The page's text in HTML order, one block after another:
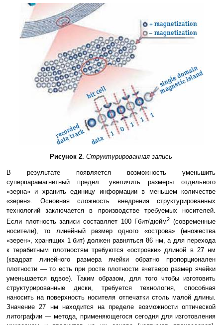
Рисунок 2. Структурированная запись
В результате появляется возможность уменьшить
суперпарамагнитный предел: увеличить размеры отдельного
«зерна» и хранить единицу информации в меньшем количестве
«зерен». Основная сложность внедрения структурированных
технологий заключается в производстве требуемых носителей.
Если плотность записи составляет 100 Гбит/дюйм2 (современные
носители), то линейный размер одного «острова» (множества
«зерен», хранящих 1 бит) должен равняться 86 нм, а для перехода
к терабитным плотностям требуются «островки» длиной в 27 нм
(квадрат линейного размера ячейки обратно пропорционален
плотности — то есть при росте плотности вчетверо размер ячейки
уменьшается вдвое). Таким образом, для того чтобы изготовить
структурированные диски, требуется технология, способная
наносить на поверхность носителя отпечатки столь малой длины.
Значение 27 нм находится на пределе возможности оптической
литографии — метода, применяющегося сегодня для изготовления